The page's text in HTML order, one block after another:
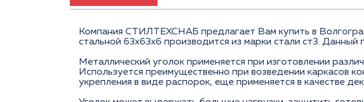
Компания СТИЛТЕХСНАБ предлагает Вам купить в
стальной 63х63х6 производится из марки стали ст3.
Металлический уголок применяется при изготовлении
Используется преимущественно при возведении каркасов
укрепления в виде распорок, еще применяется в качестве